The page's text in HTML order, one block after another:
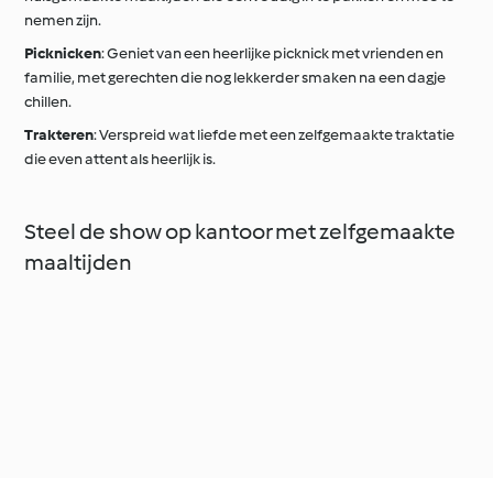
nemen zijn.
Picknicken: Geniet van een heerlijke picknick met vrienden en
familie, met gerechten die nog lekkerder smaken na een dagje
chillen.
Trakteren: Verspreid wat liefde met een zelfgemaakte traktatie
die even attent als heerlijk is.
Steel de show op kantoor met zelfgemaakte
maaltijden